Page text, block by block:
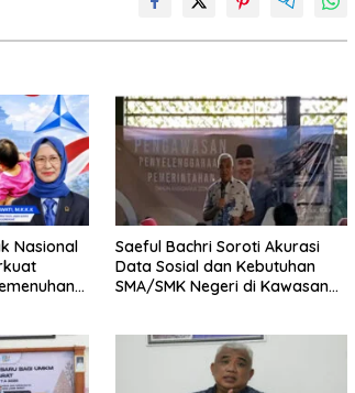
Nasional
Saeful Bachri Soroti Akurasi
Data Sosial dan Kebutuhan
SMA/SMK Negeri di Kawasan